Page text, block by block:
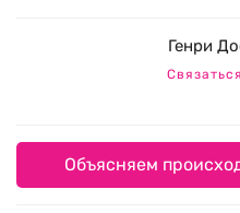
Генри
Объясняем